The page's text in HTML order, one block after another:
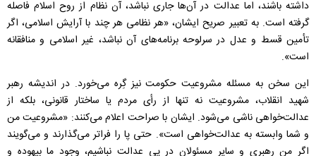
داشته باشند، اما عدالت در آن‌ها جاری نباشد، آن نظام از روح اسلام فاصله
گرفته است. به تعبیر صریح ایشان، «هر نظامی هر چند با آرایش اسلامی، اگر
تأمین قسط و عدل در سرلوحه برنامه‌های آن نباشد، غیر اسلامی و منافقانه
است».
این سخن به مسئله مشروعیت حکومت نیز گِره می‌خورد. در اندیشه رهبر
شهید انقلاب، مشروعیت نه تنها از رأی مردم یا ساختار قانونی، بلکه از
عدالت‌خواهی ناشی می‌شود. ایشان با صراحت اعلام می‌کنند: «مشروعیت من
و شما وابسته به عدالت‌خواهی است». حتی پا را فراتر می‌گذارند و می‌گویند
اگر من رهبری و سایر مسئولان در پی عدالت نباشیم، وجود ما بیهوده و